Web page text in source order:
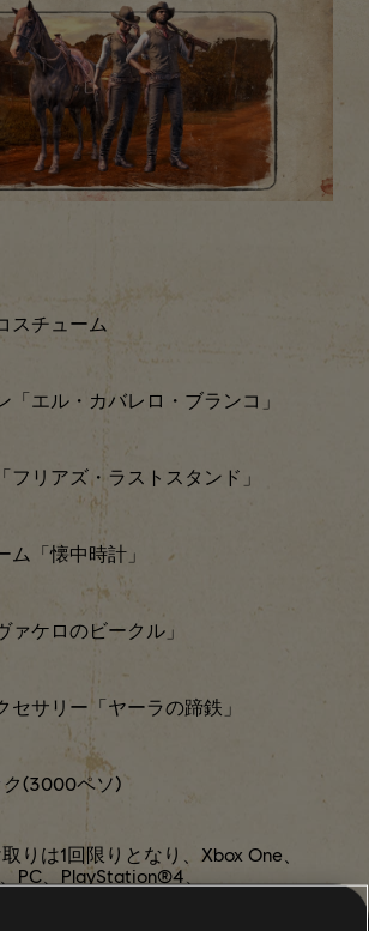
スチューム
「エル・カバレロ・ブランコ」
フリアズ・ラストスタンド」
ム「懐中時計」
ァケロのビークル」
セサリー「ヤーラの蹄鉄」
ク(3000ペソ)
りは1回限りとなり、Xbox One、
PC、PlayStation®4、